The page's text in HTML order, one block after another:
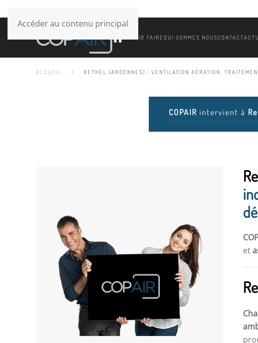
Accéder au contenu principal
SAVOIR FAIREQUI SOMMES NOUSCONTACT
ACCUEIL RETHEL (ARDENNES) : VENTILATION AÉRATION,
COPAIR intervient à
et